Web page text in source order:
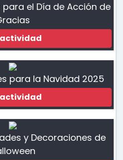
el Día de Acción de
para la Navidad 2025
y Decoraciones de